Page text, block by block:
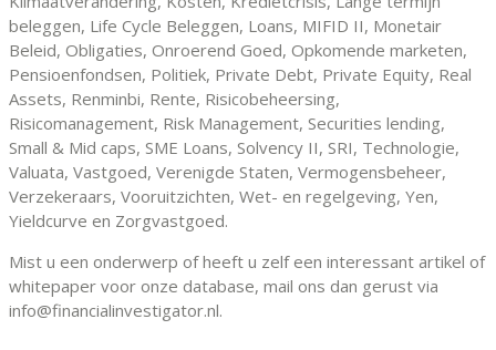
beleggen, Life Cycle Beleggen, Loans, MIFID II, Monetair
Beleid, Obligaties, Onroerend Goed, Opkomende marketen,
Pensioenfondsen, Politiek, Private Debt, Private Equity, Real
Assets, Renminbi, Rente, Risicobeheersing,
Risicomanagement, Risk Management, Securities lending,
Small & Mid caps, SME Loans, Solvency II, SRI, Technologie,
Valuata, Vastgoed, Verenigde Staten, Vermogensbeheer,
Verzekeraars, Vooruitzichten, Wet- en regelgeving, Yen,
Yieldcurve en Zorgvastgoed.
Mist u een onderwerp of heeft u zelf een interessant artikel of
whitepaper voor onze database, mail ons dan gerust via
info@financialinvestigator.nl.